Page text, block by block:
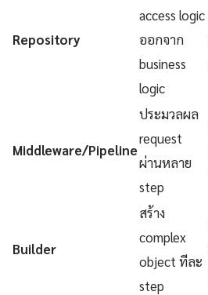
Repository
access logic
ออกจาก
business
logic
Middleware/Pipeline
ประมวลผล
request
ผ่านหลาย
step
Builder
สร้าง
complex
object ทีละ
step